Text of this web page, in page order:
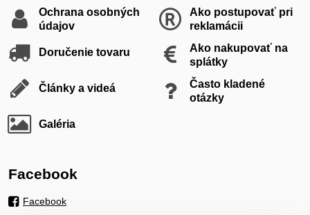
Ochrana osobných
údajov
Ako postupovať pri
reklamácii
Doručenie tovaru
Ako nakupovať na
splátky
Články a videá
Často kladené
otázky
Galéria
Facebook
Facebook